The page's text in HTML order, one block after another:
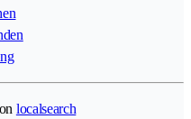
localsearch